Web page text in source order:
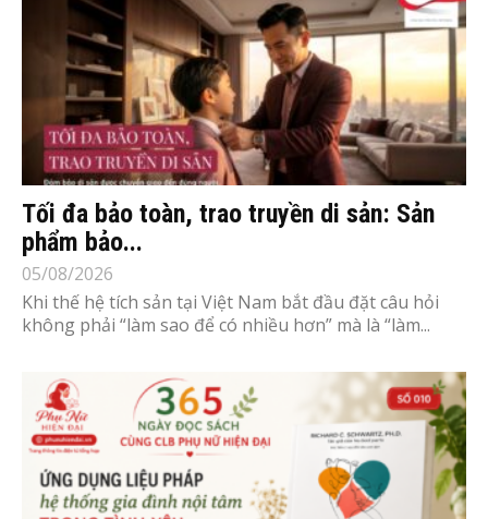
Tối đa bảo toàn, trao truyền di sản: Sản
phẩm bảo...
05/08/2026
Khi thế hệ tích sản tại Việt Nam bắt đầu đặt câu hỏi
không phải “làm sao để có nhiều hơn” mà là “làm...